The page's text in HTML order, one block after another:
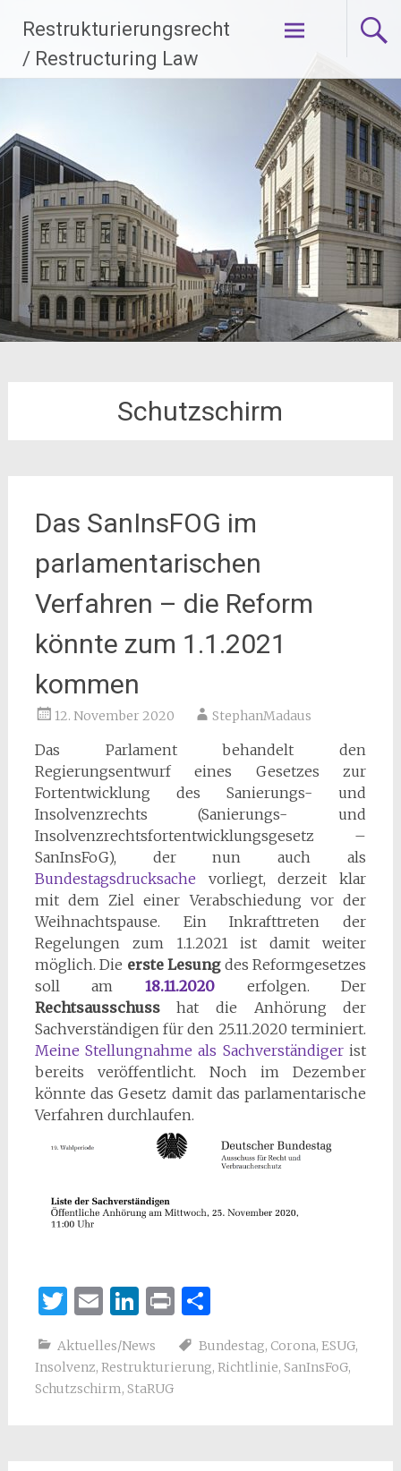
Inhalt
springen
Restrukturierungsrecht
/ Restructuring Law
Schutzschirm
Das SanInsFOG im
parlamentarischen
Verfahren – die Reform
könnte zum 1.1.2021
kommen
12. November 2020 StephanMadaus
Das Parlament behandelt den
Regierungsentwurf eines Gesetzes zur
Fortentwicklung des Sanierungs- und
Insolvenzrechts (Sanierungs- und
Insolvenzrechtsfortentwicklungsgesetz –
SanInsFoG), der nun auch als
Bundestagsdrucksache vorliegt, derzeit klar
mit dem Ziel einer Verabschiedung vor der
Weihnachtspause. Ein Inkrafttreten der
Regelungen zum 1.1.2021 ist damit weiter
möglich. Die erste Lesungdes Reformgesetzes
soll am 18.11.2020 erfolgen. Der
Rechtsausschusshat die Anhörung der
Sachverständigen für den 25.11.2020 terminiert.
Meine Stellungnahme als Sachverständigerist
bereits veröffentlicht. Noch im Dezember
könnte das Gesetz damit das parlamentarische
Verfahren durchlaufen.
Twitter
Email
LinkedIn
PrintTeilen
Aktuelles/News Bundestag, Corona, ESUG,
Insolvenz, Restrukturierung, Richtlinie, SanInsFoG,
Schutzschirm, StaRUG